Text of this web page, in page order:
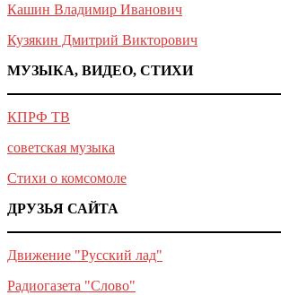
Кашин Владимир Иванович
Кузякин Дмитрий Викторович
МУЗЫКА, ВИДЕО, СТИХИ
КПРФ ТВ
советская музыка
Стихи о комсомоле
ДРУЗЬЯ САЙТА
Движение "Русский лад"
Радиогазета "Слово"